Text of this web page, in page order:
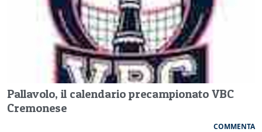
Pallavolo, il calendario precampionato VBC
Cremonese
COMMENTA